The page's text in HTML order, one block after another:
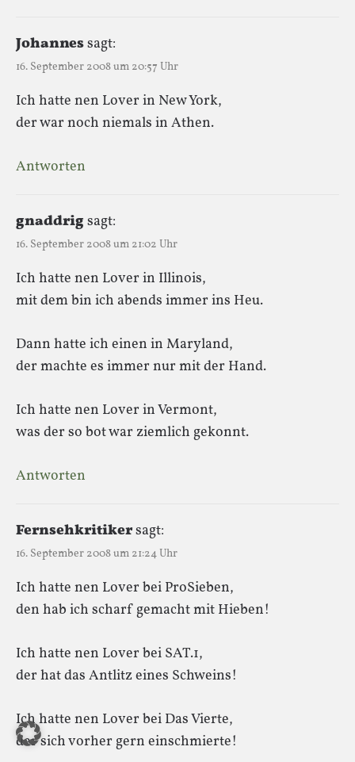
Johannessagt:
16. September 2008 um 20:57 Uhr
Ich hatte nen Lover in New York,
der war noch niemals in Athen.
Antworten
gnaddrigsagt:
16. September 2008 um 21:02 Uhr
Ich hatte nen Lover in Illinois,
mit dem bin ich abends immer ins Heu.
Dann hatte ich einen in Maryland,
der machte es immer nur mit der Hand.
Ich hatte nen Lover in Vermont,
was der so bot war ziemlich gekonnt.
Antworten
Fernsehkritikersagt:
16. September 2008 um 21:24 Uhr
Ich hatte nen Lover bei ProSieben,
den hab ich scharf gemacht mit Hieben!
Ich hatte nen Lover bei SAT.1,
der hat das Antlitz eines Schweins!
Ich hatte nen Lover bei Das Vierte,
der sich vorher gern einschmierte!